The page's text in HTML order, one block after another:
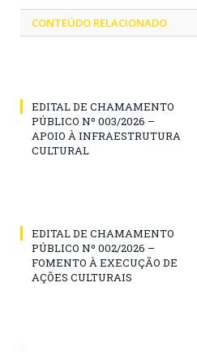
CONTEÚDO RELACIONADO
EDITAL DE CHAMAMENTO
PÚBLICO Nº 003/2026 –
APOIO À INFRAESTRUTURA
CULTURAL
EDITAL DE CHAMAMENTO
PÚBLICO Nº 002/2026 –
FOMENTO À EXECUÇÃO DE
AÇÕES CULTURAIS